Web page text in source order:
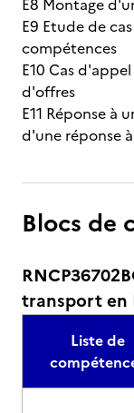
E8 Montage
E9 Etude de
compétences
E10 Cas
d'offres
E11 Réponse
d'une réponse
Blocs de
transport en
Liste de